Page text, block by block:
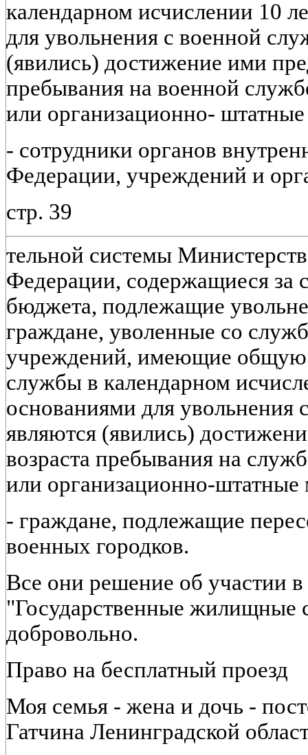
календарном исчислении 10
для увольнения с военной
(явились) достижение ими
пребывания на военной
или организационно-
- сотрудники органов
Федерации, учреждений и
стр. 39
тельной системы
Федерации, содержащиеся за
бюджета, подлежащие
граждане, уволенные со
учреждений, имеющие общую
службы в календарном
основаниями для увольнения
являются (явились)
возраста пребывания на
или организационно-штатные
- граждане, подлежащие
военных городков.
Все они решение об участии
"Государственные жилищные
добровольно.
Право на бесплатный проезд
Моя семья - жена и дочь -
Гатчина Ленинградской